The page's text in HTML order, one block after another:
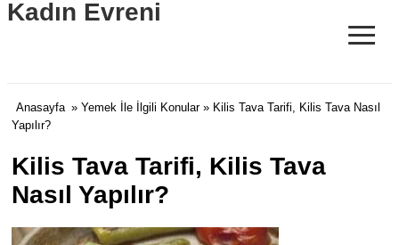
Kadın Evreni ≡
Anasayfa » Yemek İle İlgili Konular» Kilis Tava Tarifi, Kilis Tava Nasıl
Yapılır?
Kilis Tava Tarifi, Kilis Tava
Nasıl Yapılır?